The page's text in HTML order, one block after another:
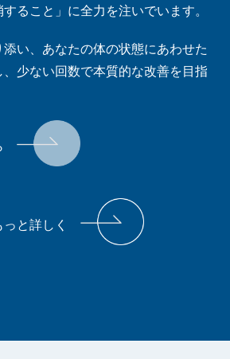
ること」に全力を注いでいます。
い、あなたの体の状態にあわせた
少ない回数で本質的な改善を目指
っと詳しく